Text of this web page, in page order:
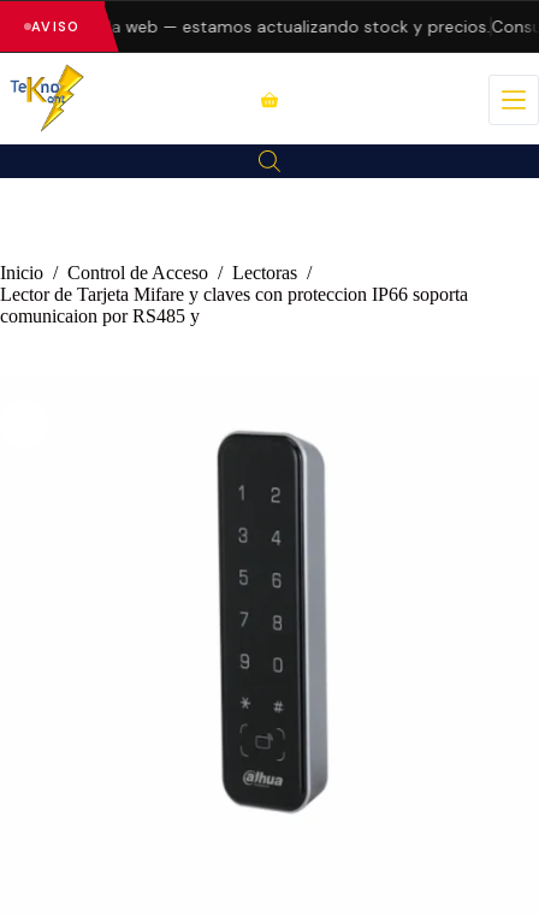
AVISO
errores en la web — estamos actualizando stock y precios.
Inicio / Control de Acceso / Lectoras /
Lector de Tarjeta Mifare y claves con proteccion IP66 soporta
comunicaion por RS485 y